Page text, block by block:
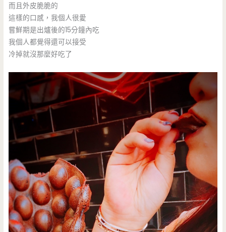
而且外皮脆脆的
這樣的口感，我個人很愛
嘗鮮期是出爐後的15分鐘內吃
我個人都覺得還可以接受
冷掉就沒那麼好吃了